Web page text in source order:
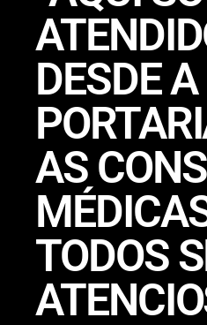
DESDE A
AS
TODOS